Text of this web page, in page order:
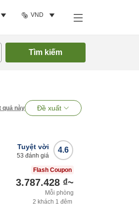
VND
Tìm kiếm
quả này Đề xuất
4.6
Tuyệt vời
53 đánh giá
Flash Coupon
3.787.428 ₫~
Mỗi phòng
2 khách 1 đêm